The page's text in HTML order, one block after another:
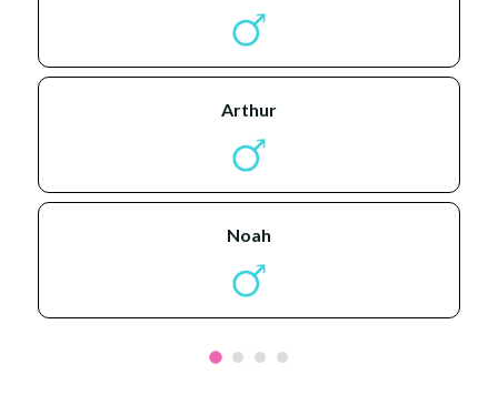
arthur
noah